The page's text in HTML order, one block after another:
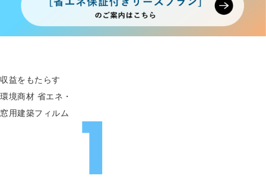
収益をもたらす
環境商材 省エネ・
窓用建築フィルム